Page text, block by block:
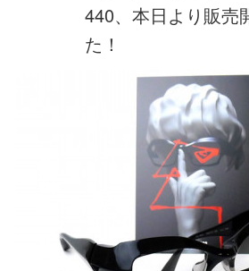
440、本日より販売
た！